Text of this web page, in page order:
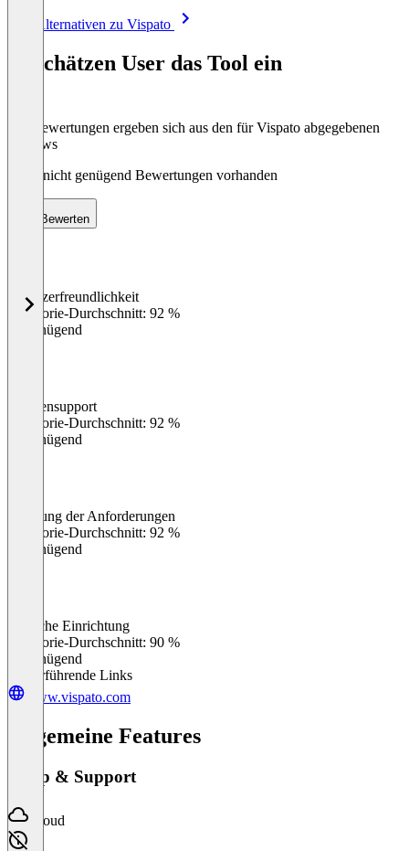
Alle Alternativen zu Vispato
So schätzen User das Tool ein
Die Bewertungen ergeben sich aus den für Vispato abgegebenen
Reviews
Noch nicht genügend Bewertungen vorhanden
Bewerten
%
Benutzerfreundlichkeit
Kategorie-Durchschnitt: 92 %
Ungenügend
Kundensupport
Kategorie-Durchschnitt: 92 %
Ungenügend
Erfüllung der Anforderungen
Kategorie-Durchschnitt: 92 %
Ungenügend
Einfache Einrichtung
Kategorie-Durchschnitt: 90 %
Ungenügend
Weiterführende Links
www.vispato.com
Allgemeine Features
Setup & Support
Cloud